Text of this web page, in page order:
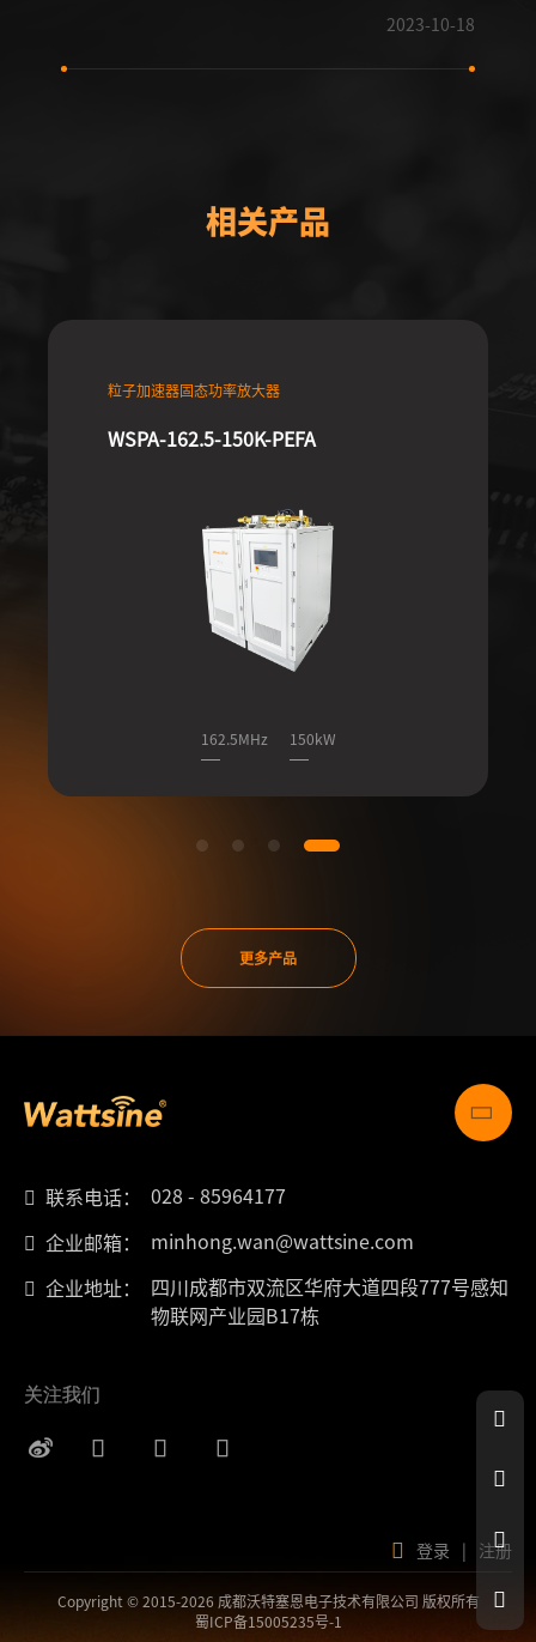
2023-10-18
相关产品
粒子加速器固态功率放大器
WSPA-162.5-150K-PEFA
162.5MHz 150kW
更多产品
联系电话：
028 - 85964177
企业邮箱：
minhong.wan@wattsine.com
企业地址：
四川成都市双流区华府大道四段777号感知
物联网产业园B17栋
关注我们
登录 | 注册
Copyright © 2015-2026 成都沃特塞恩电子技术有限公司 版权所有
蜀ICP备15005235号-1